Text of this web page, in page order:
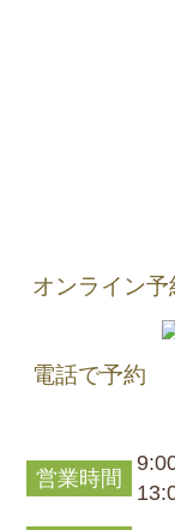
オンライン予
電話で予約
営業時間